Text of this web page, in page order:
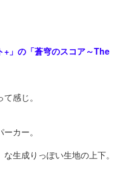
+」の「蒼穹のスコア～The
感じ。
カー。
生成りっぽい生地の上下。